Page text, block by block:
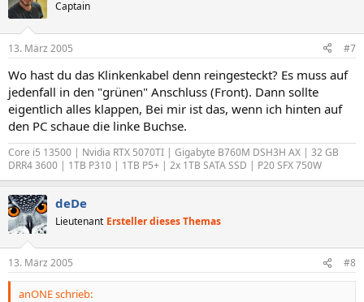
Captain
13. März 2005 #7
Wo hast du das Klinkenkabel denn reingesteckt? Es muss auf
jedenfall in den "grünen" Anschluss (Front). Dann sollte
eigentlich alles klappen, Bei mir ist das, wenn ich hinten auf
den PC schaue die linke Buchse.
Core i5 13500 | Nvidia RTX 5070TI | Gigabyte B760M DSH3H AX | 32 GB
DRR4 3600 | 1TB P310 | 1TB P5+ | 2x 1TB SATA SSD | P20 SFX 750W
deDe
Lieutenant Ersteller dieses Themas
13. März 2005 #8
anONE schrieb: